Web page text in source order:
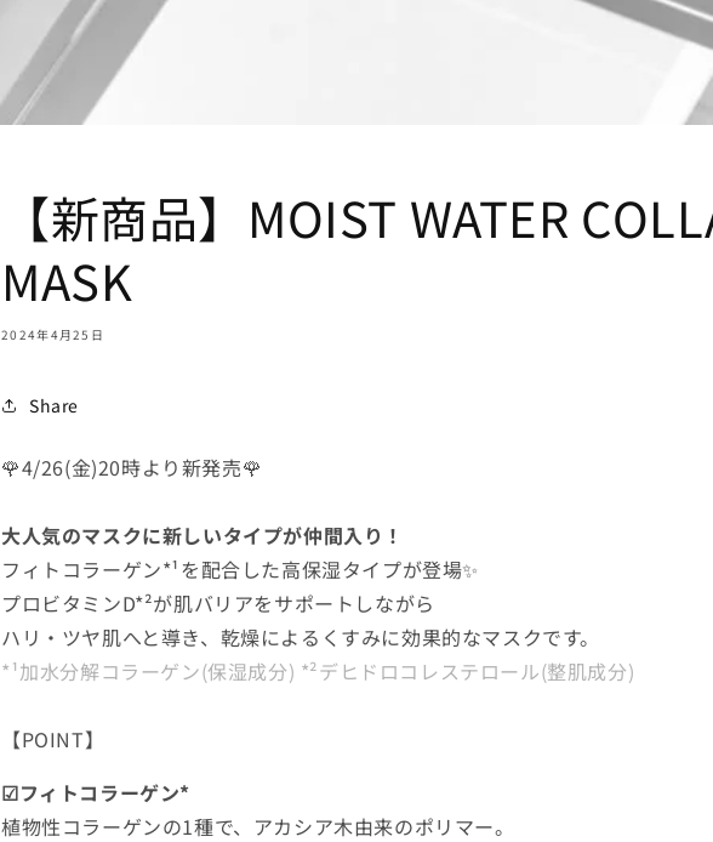
【新商品】MOIST WATER
MASK
2024年4月25日
Share
🌹4/26(金)20時より新発売🌹
大人気のマスクに新しいタイプが仲間入り！
フィトコラーゲン*¹を配合した高保湿タイプが登場✨
プロビタミンD*²が肌バリアをサポートしながら
ハリ・ツヤ肌へと導き、乾燥によるくすみに効果的なマスクです。
*¹加水分解コラーゲン(保湿成分) *²デヒドロコレステロール(整肌成分)
【POINT】
☑フィトコラーゲン*
植物性コラーゲンの1種で、アカシア木由来のポリマー。